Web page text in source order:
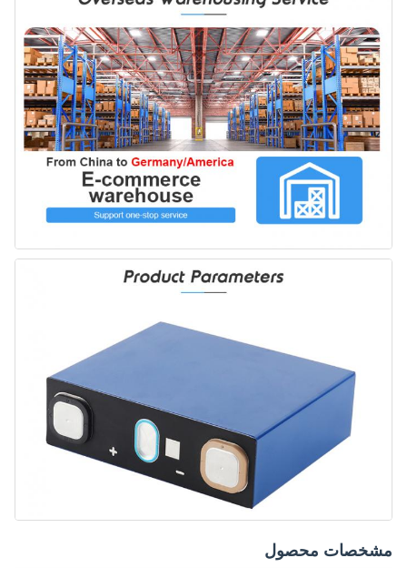
مشخصات محصول